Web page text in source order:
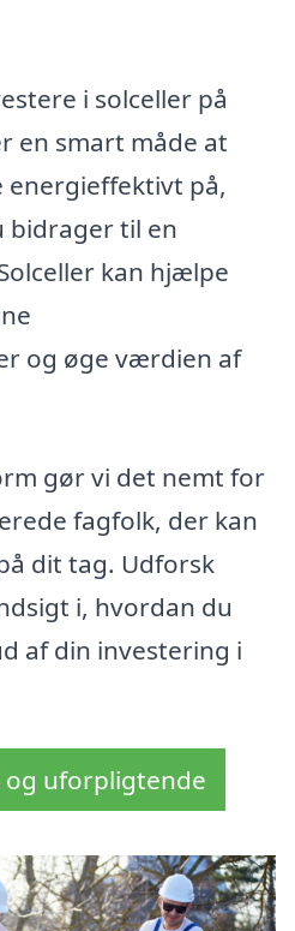
i solceller på
en smart måde at
energieffektivt på,
bidrager til en
kan hjælpe
og øge værdien af
gør vi det nemt for
fagfolk, der kan
dit tag. Udforsk
i, hvordan du
af din investering i
og uforpligtende